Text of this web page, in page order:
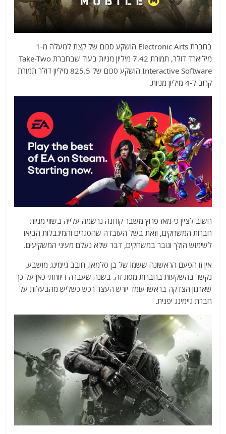
בחברת Electronic Arts הושקע סכום של קצת למעלה מ-1
מיליארד דולר, תמורת 7.42 מיליון מניות בעוד שבחברת Take-Two
Interactive Software הושקע סכום של 825.5 מיליון דולר תמורת
קרוב ל-4 מיליון מניות.
חשוב לציין כי מאז פרוץ משבר קורונה נרשמה עלייה בשווי מניות
חברות המשחקים, וזאת בשל העובדה שהסגרים והמיגבלות הביאו
לשימוש הולך וגובר במשחקים, דבר שלא נעלם מעיני המשקיעים.
אין זו הפעם הראשונה ששמו של בן סלמאן, חובב גיימינג מושבע,
נקשר בהשקעות בחברות מסוג זה. בשנה שעברה דיווחתי כאן על כך
שארגון הצדקה בראשו עומד יורש העצר רכש כשליש מהבעלות על
חברת גיימינג יפנית.